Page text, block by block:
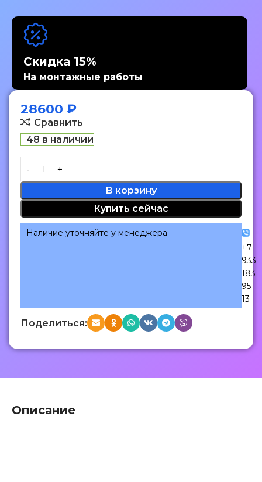
Скидка 15%
На монтажные работы
28600 ₽
Сравнить
48 в наличии
В корзину
Купить сейчас
Наличие уточняйте у менеджера
+7
933
183
95
13
Поделиться:
Описание